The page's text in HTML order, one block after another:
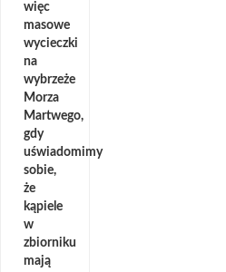
więc
masowe
wycieczki
na
wybrzeże
Morza
Martwego,
gdy
uświadomimy
sobie,
że
kąpiele
w
zbiorniku
mają